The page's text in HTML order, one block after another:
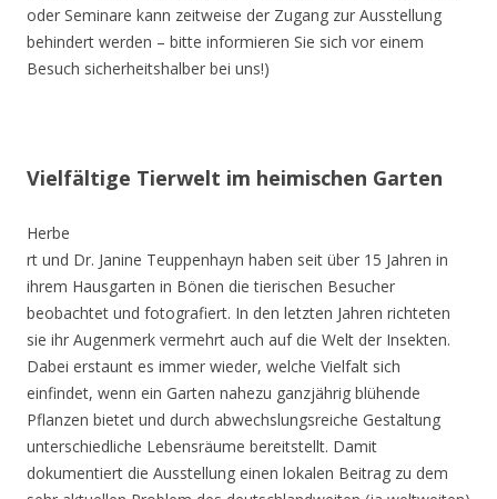
oder Seminare kann zeitweise der Zugang zur Ausstellung
behindert werden – bitte informieren Sie sich vor einem
Besuch sicherheitshalber bei uns!)
Vielfältige Tierwelt im heimischen Garten
Herbe
rt und Dr. Janine Teuppenhayn haben seit über 15 Jahren in
ihrem Hausgarten in Bönen die tierischen Besucher
beobachtet und fotografiert. In den letzten Jahren richteten
sie ihr Augenmerk vermehrt auch auf die Welt der Insekten.
Dabei erstaunt es immer wieder, welche Vielfalt sich
einfindet, wenn ein Garten nahezu ganzjährig blühende
Pflanzen bietet und durch abwechslungsreiche Gestaltung
unterschiedliche Lebensräume bereitstellt. Damit
dokumentiert die Ausstellung einen lokalen Beitrag zu dem